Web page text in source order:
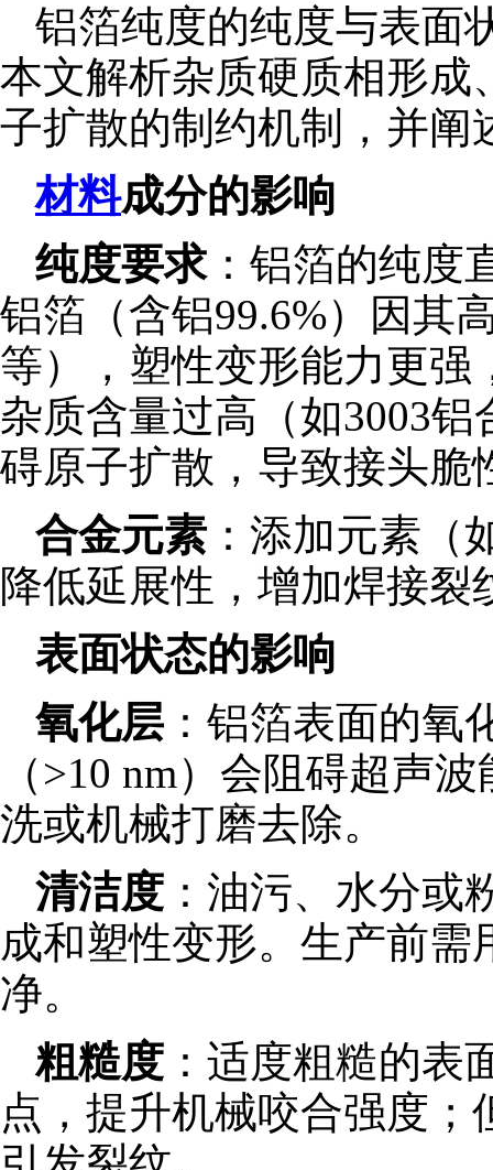
铝箔纯度的纯度与表面
本文解析杂质硬质相形成
子扩散的制约机制，并阐
材料成分的影响
纯度要求：铝箔的纯度
铝箔（含铝99.6%）因其
等），塑性变形能力更强
杂质含量过高（如3003
碍原子扩散，导致接头脆
合金元素：添加元素（
降低延展性，增加焊接裂
表面状态的影响
氧化层 ：铝箔表面的氧
（>10 nm）会阻碍超声
洗或机械打磨去除。
清洁度 ：油污、水分或
成和塑性变形。生产前
净。
粗糙度 ：适度粗糙的表
点，提升机械咬合强度